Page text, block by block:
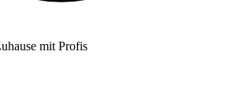
mit Profis